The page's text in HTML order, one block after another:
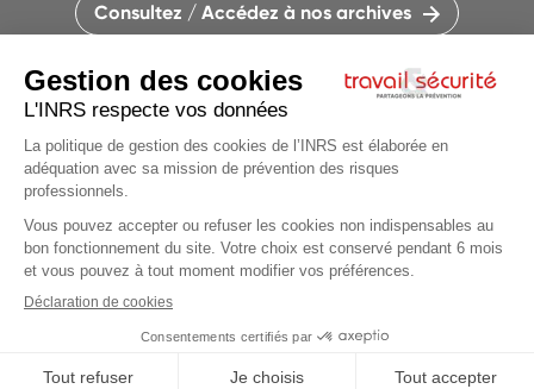
Articles du
CONTACTEZ LA RÉDACTION
QUI SOMMES-NOUS ?
PLAN DU SITE
PARAMÈTRES DES COOKIES
CHARTE DES COOKIES ET TRACEURS
Consultez / Accédez à nos archives